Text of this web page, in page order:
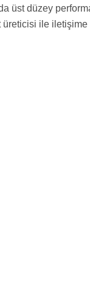
düzey
üreticisi ile